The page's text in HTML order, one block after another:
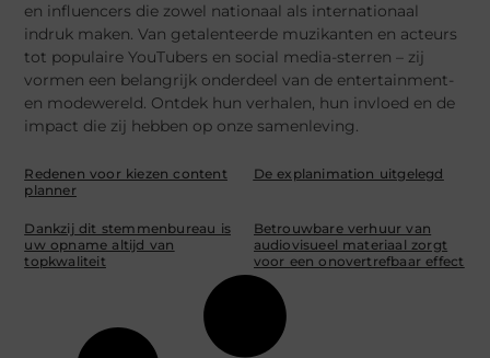
en influencers die zowel nationaal als internationaal
indruk maken. Van getalenteerde muzikanten en acteurs
tot populaire YouTubers en social media-sterren – zij
vormen een belangrijk onderdeel van de entertainment-
en modewereld. Ontdek hun verhalen, hun invloed en de
impact die zij hebben op onze samenleving.
Redenen voor kiezen content
planner
De explanimation uitgelegd
Dankzij dit stemmenbureau is
uw opname altijd van
topkwaliteit
Betrouwbare verhuur van
audiovisueel materiaal zorgt
voor een onovertrefbaar effect